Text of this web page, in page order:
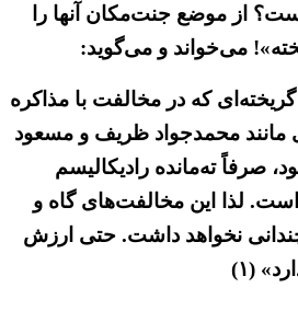
از موضع جنت‌مکان آنها را
می‌خواند و می‌گوید:
که در مخالفت با مذاکره
مانند محمدجواد ظریف و مسعود
صرفاً ته‌مانده رادیکالیسم
لذا این مخالفت‌های گاه و
چندانی نخواهد داشت. حتی ارزش
(۱)